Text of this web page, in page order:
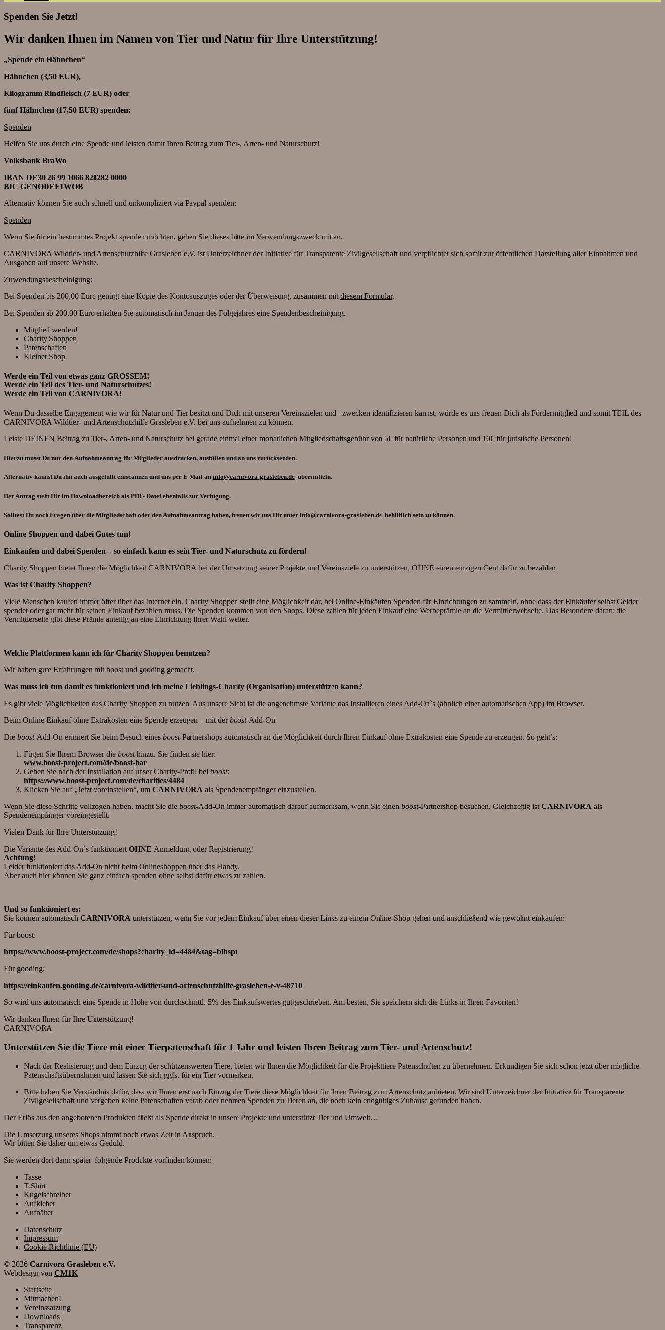
Spenden Sie Jetzt!
Wir danken Ihnen im Namen von Tier und Natur für Ihre Unterstützung!
„Spende ein Hähnchen“
Hähnchen (3,50 EUR),
Kilogramm Rindfleisch (7 EUR) oder
fünf Hähnchen (17,50 EUR) spenden:
Spenden
Helfen Sie uns durch eine Spende und leisten damit Ihren Beitrag zum Tier-, Arten- und Naturschutz!
Volksbank BraWo
IBAN DE30 26 99 1066 828282 0000
BIC GENODEF1WOB
Alternativ können Sie auch schnell und unkompliziert via Paypal spenden:
Spenden
Wenn Sie für ein bestimmtes Projekt spenden möchten, geben Sie dieses bitte im Verwendungszweck mit an.
CARNIVORA Wildtier- und Artenschutzhilfe Grasleben e.V. ist Unterzeichner der Initiative für Transparente Zivilgesellschaft und verpflichtet sich somit zur öffentlichen Darstellung aller Einnahmen und
Ausgaben auf unsere Website.
Zuwendungsbescheinigung:
Bei Spenden bis 200,00 Euro genügt eine Kopie des Kontoauszuges oder der Überweisung, zusammen mit diesem Formular.
Bei Spenden ab 200,00 Euro erhalten Sie automatisch im Januar des Folgejahres eine Spendenbescheinigung.
Mitglied werden!
Charity Shoppen
Patenschaften
Kleiner Shop
Werde ein Teil von etwas ganz GROSSEM!
Werde ein Teil des Tier- und Naturschutzes!
Werde ein Teil von CARNIVORA!
Wenn Du dasselbe Engagement wie wir für Natur und Tier besitzt und Dich mit unseren Vereinszielen und –zwecken identifizieren kannst, würde es uns freuen Dich als Fördermitglied und somit TEIL des
CARNIVORA Wildtier- und Artenschutzhilfe Grasleben e.V. bei uns aufnehmen zu können.
Leiste DEINEN Beitrag zu Tier-, Arten- und Naturschutz bei gerade einmal einer monatlichen Mitgliedschaftsgebühr von 5€ für natürliche Personen und 10€ für juristische Personen!
Hierzu musst Du nur den Aufnahmeantrag für Mitglieder ausdrucken, ausfüllen und an uns zurücksenden.
Alternativ kannst Du ihn auch ausgefüllt einscannen und uns per E-Mail an info@carnivora-grasleben.de übermitteln.
Der Antrag steht Dir im Downloadbereich als PDF- Datei ebenfalls zur Verfügung.
Solltest Du noch Fragen über die Mitgliedschaft oder den Aufnahmeantrag haben, freuen wir uns Dir unter info@carnivora-grasleben.de behilflich sein zu können.
Online Shoppen und dabei Gutes tun!
Einkaufen und dabei Spenden – so einfach kann es sein Tier- und Naturschutz zu fördern!
Charity Shoppen bietet Ihnen die Möglichkeit CARNIVORA bei der Umsetzung seiner Projekte und Vereinsziele zu unterstützen, OHNE einen einzigen Cent dafür zu bezahlen.
Was ist Charity Shoppen?
Viele Menschen kaufen immer öfter über das Internet ein. Charity Shoppen stellt eine Möglichkeit dar, bei Online-Einkäufen Spenden für Einrichtungen zu sammeln, ohne dass der Einkäufer selbst Gelder
spendet oder gar mehr für seinen Einkauf bezahlen muss. Die Spenden kommen von den Shops. Diese zahlen für jeden Einkauf eine Werbeprämie an die Vermittlerwebseite. Das Besondere daran: die
Vermittlerseite gibt diese Prämie anteilig an eine Einrichtung Ihrer Wahl weiter.
Welche Plattformen kann ich für Charity Shoppen benutzen?
Wir haben gute Erfahrungen mit boost und gooding gemacht.
Was muss ich tun damit es funktioniert und ich meine Lieblings-Charity (Organisation) unterstützen kann?
Es gibt viele Möglichkeiten das Charity Shoppen zu nutzen. Aus unsere Sicht ist die angenehmste Variante das Installieren eines Add-On`s (ähnlich einer automatischen App) im Browser.
Beim Online-Einkauf ohne Extrakosten eine Spende erzeugen – mit derboost-Add-On
Die boost-Add-On erinnert Sie beim Besuch eines boost-Partnershops automatisch an die Möglichkeit durch Ihren Einkauf ohne Extrakosten eine Spende zu erzeugen. So geht’s:
Fügen Sie Ihrem Browser die boosthinzu. Sie finden sie hier:
www.boost-project.com/de/boost-bar
Gehen Sie nach der Installation auf unser Charity-Profil bei boost:
https://www.boost-project.com/de/charities/4484
Klicken Sie auf „Jetzt voreinstellen“, um CARNIVORA als Spendenempfänger einzustellen.
Wenn Sie diese Schritte vollzogen haben, macht Sie die boost-Add-On immer automatisch darauf aufmerksam, wenn Sie einen boost-Partnershop besuchen. Gleichzeitig ist CARNIVORA als
Spendenempfänger voreingestellt.
Vielen Dank für Ihre Unterstützung!
Die Variante des Add-On`s funktioniert OHNE Anmeldung oder Registrierung!
Achtung!
Leider funktioniert das Add-On nicht beim Onlineshoppen über das Handy.
Aber auch hier können Sie ganz einfach spenden ohne selbst dafür etwas zu zahlen.
Und so funktioniert es:
Sie können automatisch CARNIVORA unterstützen, wenn Sie vor jedem Einkauf über einen dieser Links zu einem Online-Shop gehen und anschließend wie gewohnt einkaufen:
Für boost:
https://www.boost-project.com/de/shops?charity_id=4484&tag=blbspt
Für gooding:
https://einkaufen.gooding.de/carnivora-wildtier-und-artenschutzhilfe-grasleben-e-v-48710
So wird uns automatisch eine Spende in Höhe von durchschnittl. 5% des Einkaufswertes gutgeschrieben. Am besten, Sie speichern sich die Links in Ihren Favoriten!
Wir danken Ihnen für Ihre Unterstützung!
CARNIVORA
Unterstützen Sie die Tiere mit einer Tierpatenschaft für 1 Jahr und leisten Ihren Beitrag zum Tier- und Artenschutz!
Nach der Realisierung und dem Einzug der schützenswerten Tiere, bieten wir Ihnen die Möglichkeit für die Projekttiere Patenschaften zu übernehmen. Erkundigen Sie sich schon jetzt über mögliche
Patenschaftsübernahmen und lassen Sie sich ggfs. für ein Tier vormerken.
Bitte haben Sie Verständnis dafür, dass wir Ihnen erst nach Einzug der Tiere diese Möglichkeit für Ihren Beitrag zum Artenschutz anbieten. Wir sind Unterzeichner der Initiative für Transparente
Zivilgesellschaft und vergeben keine Patenschaften vorab oder nehmen Spenden zu Tieren an, die noch kein endgültiges Zuhause gefunden haben.
Der Erlös aus den angebotenen Produkten fließt als Spende direkt in unsere Projekte und unterstützt Tier und Umwelt…
Die Umsetzung unseres Shops nimmt noch etwas Zeit in Anspruch.
Wir bitten Sie daher um etwas Geduld.
Sie werden dort dann später folgende Produkte vorfinden können:
Tasse
T-Shirt
Kugelschreiber
Aufkleber
Aufnäher
Datenschutz
Impressum
Cookie-Richtlinie (EU)
© 2026 Carnivora Grasleben e.V.
Webdesign von CM1K
Startseite
Mitmachen!
Vereinssatzung
Downloads
Transparenz